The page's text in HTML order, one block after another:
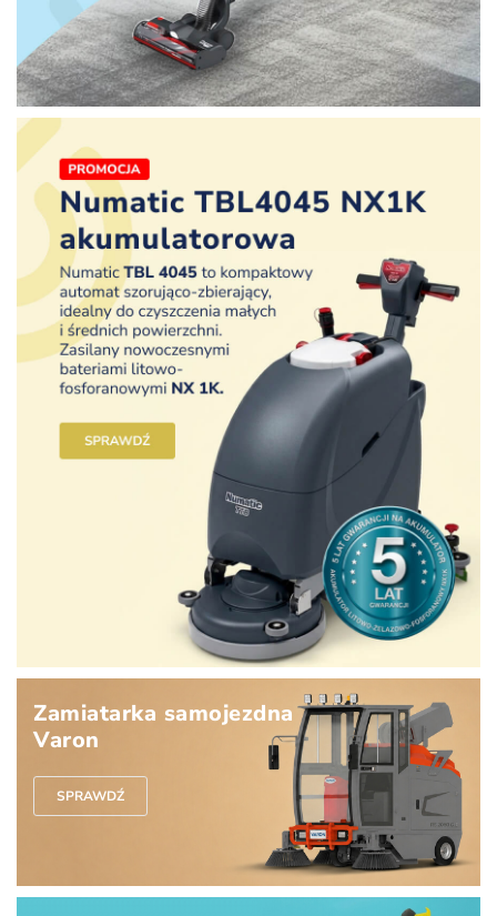
Zamiatarka samojezdna
Varon
SPRAWDŹ